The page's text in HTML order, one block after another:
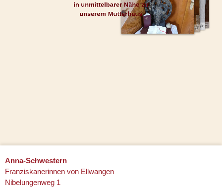
in unmittelbarer Nähe zu
unserem Mutterhaus
Anna-Schwestern
Franziskanerinnen von Ellwangen
Nibelungenweg 1